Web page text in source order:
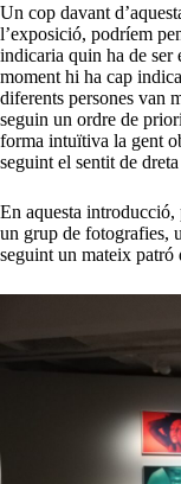
Un cop davant
l’exposició, podríem
indicaria quin ha de ser
moment hi ha cap
diferents persones van
seguin un ordre de
forma intuïtiva la gent
seguint el sentit de
En aquesta
un grup de fotografies,
seguint un mateix patró